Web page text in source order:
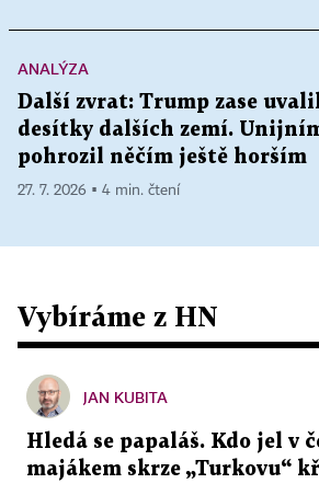
ANALÝZA
Další zvrat: Trump zase
desítky dalších zemí.
pohrozil něčím ještě horším
27. 7. 2026 ▪ 4 min. čtení
Vybíráme z HN
JAN KUBITA
Hledá se papaláš. Kdo jel v
majákem skrze „Turkovu“